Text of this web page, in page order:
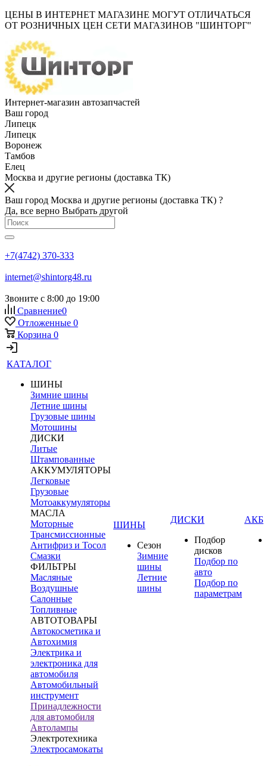
ЦЕНЫ В ИНТЕРНЕТ МАГАЗИНЕ МОГУТ ОТЛИЧАТЬСЯ
ОТ РОЗНИЧНЫХ ЦЕН СЕТИ МАГАЗИНОВ "ШИНТОРГ"
Интернет-магазин автозапчастей
Ваш город
Липецк
Липецк
Воронеж
Тамбов
Елец
Москва и другие регионы (доставка ТК)
Ваш город Москва и другие регионы (доставка ТК) ?
Да, все верно Выбрать другой
+7(4742) 370-333
internet@shintorg48.ru
Звоните с 8:00 до 19:00
Сравнение0
Отложенные 0
Корзина 0
КАТАЛОГ
ШИНЫ
Зимние шины
Летние шины
Грузовые шины
Мотошины
ДИСКИ
Литые
Штампованные
АККУМУЛЯТОРЫ
Легковые
Грузовые
Мотоаккумуляторы
МАСЛА
Моторные
Трансмиссионные
Антифриз и Тосол
Смазки
ФИЛЬТРЫ
Масляные
Воздушные
Салонные
Топливные
АВТОТОВАРЫ
Автокосметика и
Автохимия
Электрика и
электроника для
автомобиля
Автомобильный
инструмент
Принадлежности
для автомобиля
Автолампы
Электротехника
Электросамокаты
ШИНЫ
Сезон
Зимние
шины
Летние
шины
ДИСКИ
Подбор
дисков
Подбор по
авто
Подбор по
параметрам
АКБ